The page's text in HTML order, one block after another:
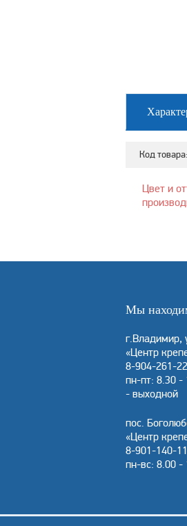
Код товара:
Цвет и
Мы
г.Владимир,
«Центр
8-904-261-
пн-пт: 8.30 -
- выходной
пос.
«Центр
8-901-140-
пн-вс: 8.00 -